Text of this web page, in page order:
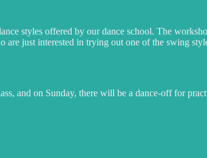
styles offered by our dance school. The
just interested in trying out one of the swing
and on Sunday, there will be a dance-off for